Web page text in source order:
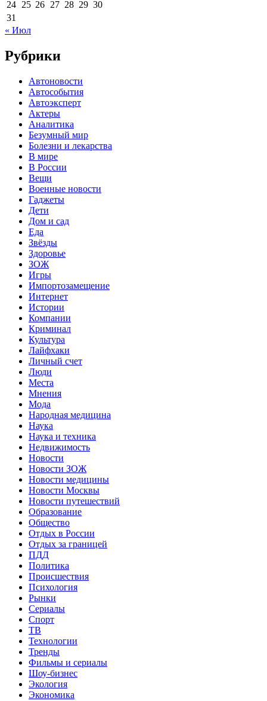
24 25 26 27 28 29 30
31
« Июл
Рубрики
Автоновости
Автособытия
Автоэксперт
Актеры
Аналитика
Безумный мир
Болезни и лекарства
В мире
В России
Вещи
Военные новости
Гаджеты
Дети
Дом и сад
Еда
Звёзды
Здоровье
ЗОЖ
Игры
Импортозамещение
Интернет
Истории
Компании
Криминал
Культура
Лайфхаки
Личный счет
Люди
Места
Мнения
Мода
Народная медицина
Наука
Наука и техника
Недвижимость
Новости
Новости ЗОЖ
Новости медицины
Новости Москвы
Новости путешествий
Образование
Общество
Отдых в России
Отдых за границей
ПДД
Политика
Происшествия
Психология
Рынки
Сериалы
Спорт
ТВ
Технологии
Тренды
Фильмы и сериалы
Шоу-бизнес
Экология
Экономика